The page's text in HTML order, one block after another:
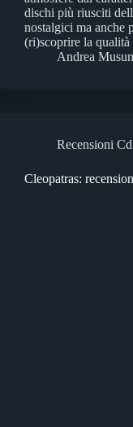
dischi più riusciti
nostalgici ma anche
(ri)scoprire la qualità
Andrea
Recensioni Cd
Cleopatras: